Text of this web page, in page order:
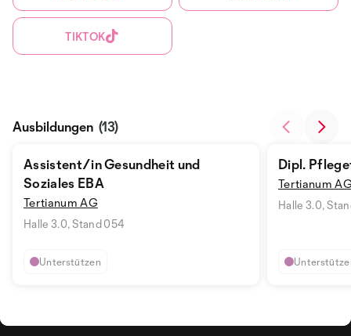
TIKTOK
Assistent/in Gesundheit und
Soziales EBA
Tertianum AG
Halle 3.0, Stand 054
Unterstützen
Dipl.
Tertianum
Halle 3.0,
Ausbildungen (13)